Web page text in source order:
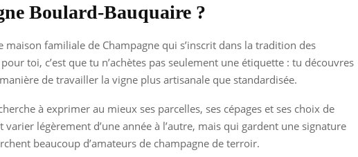
Boulard-Bauquaire ?
maison familiale de Champagne qui s’inscrit dans la tradition des
toi, c’est que tu n’achètes pas seulement une étiquette : tu découvres
de travailler la vigne plus artisanale que standardisée.
à exprimer au mieux ses parcelles, ses cépages et ses choix de
légèrement d’une année à l’autre, mais qui gardent une signature
beaucoup d’amateurs de champagne de terroir.